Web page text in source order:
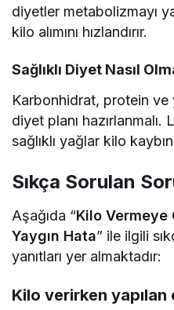
diyetler metabolizmayı
kilo alımını hızlandırır.
Sağlıklı Diyet Nasıl
Karbonhidrat, protein ve
diyet planı
sağlıklı yağlar kilo
Sıkça Sorulan
Aşağıda “Kilo Vermeye
Yaygın Hata” ile ilgili
yanıtları yer almaktadır:
Kilo verirken